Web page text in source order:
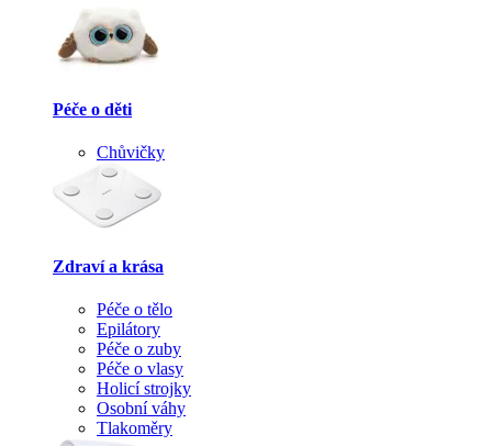
Péče o děti
Chůvičky
Zdraví a krása
Péče o tělo
Epilátory
Péče o zuby
Péče o vlasy
Holicí strojky
Osobní váhy
Tlakoměry